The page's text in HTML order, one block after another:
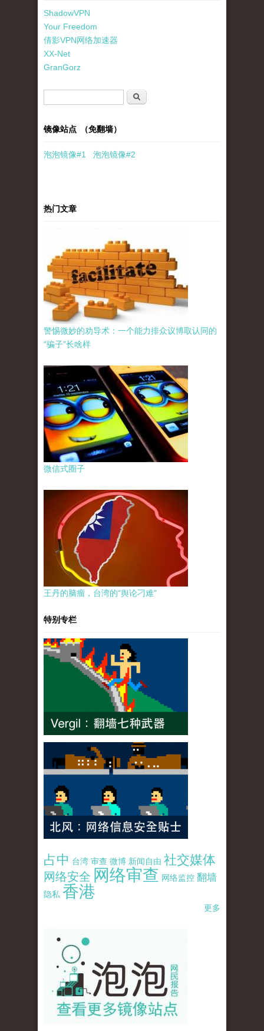
ShadowVPN
Your Freedom
倩影VPN网络加速器
XX-Net
GranGorz
搜索
镜像站点 （免翻墙）
泡泡镜像#1 泡泡镜像#2
热门文章
警惕微妙的劝导术：一个能力排众议博取认同的
“骗子”长啥样
微信式圈子
王丹的脑瘤，台湾的“舆论刁难”
特别专栏
占中 台湾 审查 微博 新闻自由 社交媒体
网络安全 网络审查 网络监控 翻墙
隐私 香港
更多
pao-pao-banner-mirror-site-120814.jpg